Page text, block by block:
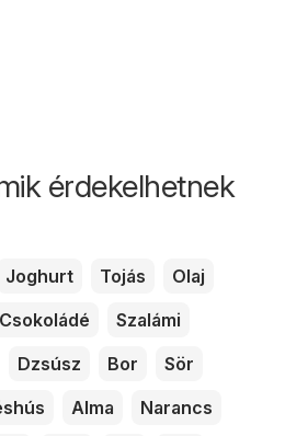
érdekelhetnek
Joghurt Tojás
Olaj
Csokoládé
Szalámi
Dzsúsz Bor
Sör
Alma
Narancs